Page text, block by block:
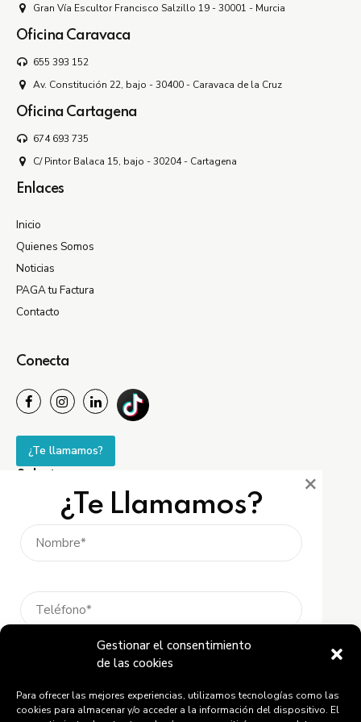
Gestionar el consentimiento
de las cookies
Para ofrecer las mejores experiencias, utilizamos tecnologías como las
cookies para almacenar y/o acceder a la información del dispositivo. El
Gran Vía Escultor Francisco Salzillo 19 - 30001 - Murcia
Oficina Caravaca
655 393 152
Av. Constitución 22, bajo - 30400 - Caravaca de la Cruz
Oficina Cartagena
674 693 735
C/ Pintor Balaca 15, bajo - 30204 - Cartagena
Enlaces
Inicio
Quienes Somos
Noticias
PAGA tu Factura
Contacto
Conecta
¿Te llamamos?
Tarifa HOGAR
Tarifa NEGOCIO
Placas Solares GRATIS
ADMINISTRADORES DE FINCAS
NEXT con el DEPORTE
¿Te Llamamos?
Acepto que NEXT ENERGIA 21 me llame
para recibir una oferta comercial. Para mayor
información o ejercicio de mis derechos:Política
de Privacidad
×